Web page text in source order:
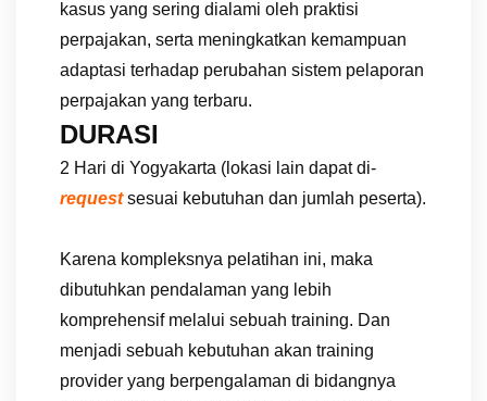
kasus yang sering dialami oleh praktisi
perpajakan, serta meningkatkan kemampuan
adaptasi terhadap perubahan sistem pelaporan
perpajakan yang terbaru.
DURASI
2 Hari di Yogyakarta (lokasi lain dapat di-
requestsesuai kebutuhan dan jumlah peserta).
Karena kompleksnya pelatihan ini, maka
dibutuhkan pendalaman yang lebih
komprehensif melalui sebuah training. Dan
menjadi sebuah kebutuhan akan training
provider yang berpengalaman di bidangnya